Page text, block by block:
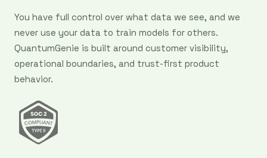
You have full control over what data we see, and we
never use your data to train models for others.
QuantumGenie is built around customer visibility,
operational boundaries, and trust-first product
behavior.